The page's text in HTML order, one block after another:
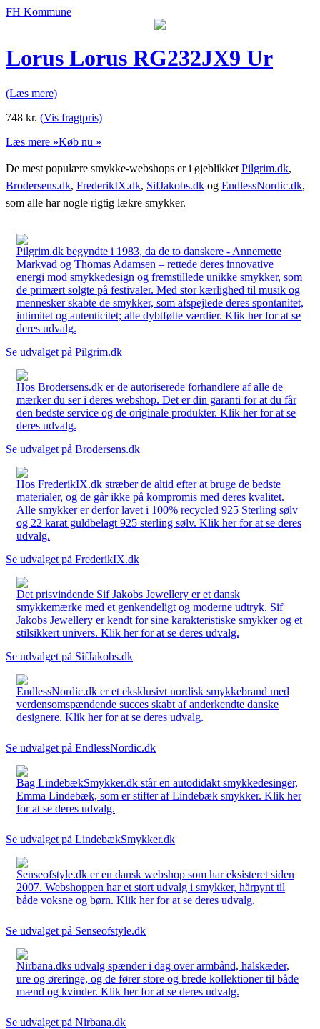
FH Kommune
Lorus Lorus RG232JX9 Ur
(Læs mere)
748 kr. (Vis fragtpris)
Læs mere »Køb nu »
De mest populære smykke-webshops er i øjeblikket Pilgrim.dk,
Brodersens.dk, FrederikIX.dk, SifJakobs.dk og EndlessNordic.dk,
som alle har nogle rigtig lækre smykker.
Pilgrim.dk begyndte i 1983, da de to danskere - Annemette
Markvad og Thomas Adamsen – rettede deres innovative
energi mod smykkedesign og fremstillede unikke smykker, som
de primært solgte på festivaler. Med stor kærlighed til musik og
mennesker skabte de smykker, som afspejlede deres spontanitet,
intimitet og autenticitet; alle dybtfølte værdier. Klik her for at se
deres udvalg.
Se udvalget på Pilgrim.dk
Hos Brodersens.dk er de autoriserede forhandlere af alle de
mærker du ser i deres webshop. Det er din garanti for at du får
den bedste service og de originale produkter. Klik her for at se
deres udvalg.
Se udvalget på Brodersens.dk
Hos FrederikIX.dk stræber de altid efter at bruge de bedste
materialer, og de går ikke på kompromis med deres kvalitet.
Alle smykker er derfor lavet i 100% recycled 925 Sterling sølv
og 22 karat guldbelagt 925 sterling sølv. Klik her for at se deres
udvalg.
Se udvalget på FrederikIX.dk
Det prisvindende Sif Jakobs Jewellery er et dansk
smykkemærke med et genkendeligt og moderne udtryk. Sif
Jakobs Jewellery er kendt for sine karakteristiske smykker og et
stilsikkert univers. Klik her for at se deres udvalg.
Se udvalget på SifJakobs.dk
EndlessNordic.dk er et eksklusivt nordisk smykkebrand med
verdensomspændende succes skabt af anderkendte danske
designere. Klik her for at se deres udvalg.
Se udvalget på EndlessNordic.dk
Bag LindebækSmykker.dk står en autodidakt smykkedesinger,
Emma Lindebæk, som er stifter af Lindebæk smykker. Klik her
for at se deres udvalg.
Se udvalget på LindebækSmykker.dk
Senseofstyle.dk er en dansk webshop som har eksisteret siden
2007. Webshoppen har et stort udvalg i smykker, hårpynt til
både voksne og børn. Klik her for at se deres udvalg.
Se udvalget på Senseofstyle.dk
Nirbana.dks udvalg spænder i dag over armbånd, halskæder,
ure og øreringe, og de fører store og brede kollektioner til både
mænd og kvinder. Klik her for at se deres udvalg.
Se udvalget på Nirbana.dk